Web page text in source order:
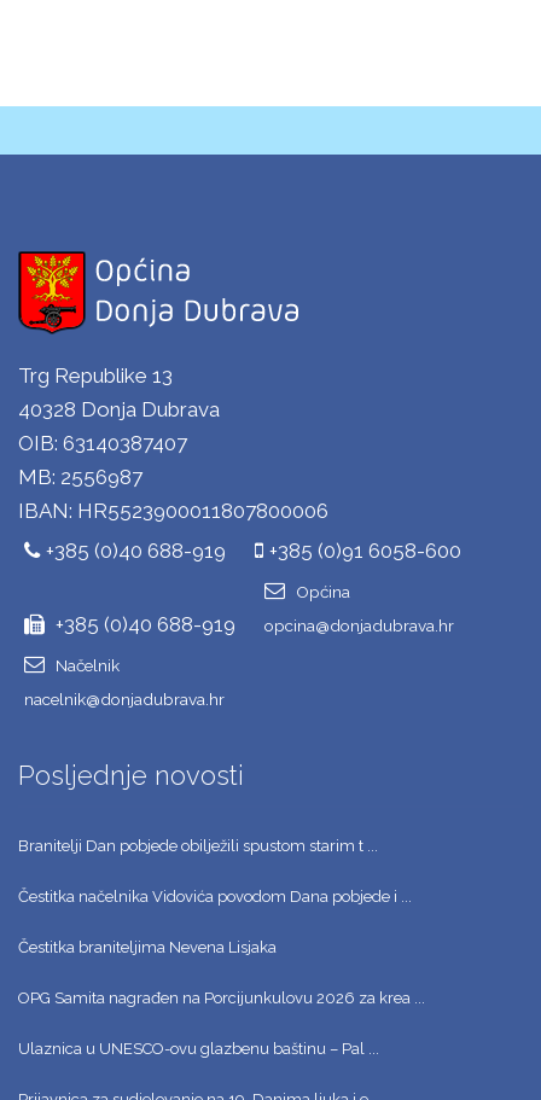
Trg Republike 13
40328 Donja Dubrava
OIB: 63140387407
MB: 2556987
IBAN: HR5523900011807800006
+385 (0)40 688-919
+385 (0)91 6058-600
+385 (0)40 688-919
Općina
opcina@donjadubrava.hr
Načelnik
nacelnik@donjadubrava.hr
Posljednje novosti
Branitelji Dan pobjede obilježili spustom starim t ...
Čestitka načelnika Vidovića povodom Dana pobjede i ...
Čestitka braniteljima Nevena Lisjaka
OPG Samita nagrađen na Porcijunkulovu 2026 za krea ...
Ulaznica u UNESCO-ovu glazbenu baštinu – Pal ...